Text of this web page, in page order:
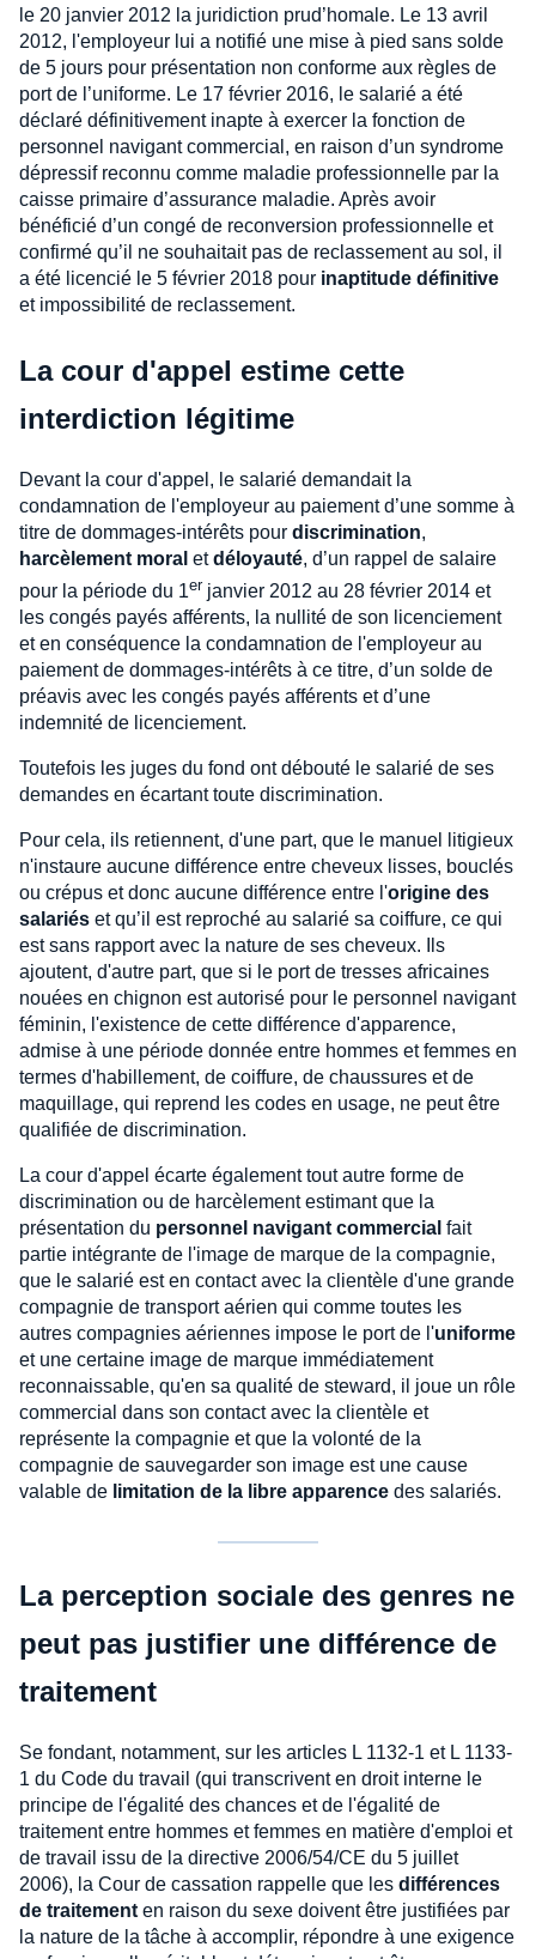
le 20 janvier 2012 la juridiction prud’homale. Le 13 avril
2012, l'employeur lui a notifié une mise à pied sans solde
de 5 jours pour présentation non conforme aux règles de
port de l’uniforme. Le 17 février 2016, le salarié a été
déclaré définitivement inapte à exercer la fonction de
personnel navigant commercial, en raison d’un syndrome
dépressif reconnu comme maladie professionnelle par la
caisse primaire d’assurance maladie. Après avoir
bénéficié d’un congé de reconversion professionnelle et
confirmé qu’il ne souhaitait pas de reclassement au sol, il
a été licencié le 5 février 2018 pour inaptitude définitive
et impossibilité de reclassement.
La cour d'appel estime cette
interdiction légitime
Devant la cour d'appel, le salarié demandait la
condamnation de l'employeur au paiement d’une somme à
titre de dommages-intérêts pour discrimination,
harcèlement moral etdéloyauté, d’un rappel de salaire
pour la période du 1er janvier 2012 au 28 février 2014 et
les congés payés afférents, la nullité de son licenciement
et en conséquence la condamnation de l'employeur au
paiement de dommages-intérêts à ce titre, d’un solde de
préavis avec les congés payés afférents et d’une
indemnité de licenciement.
Toutefois les juges du fond ont débouté le salarié de ses
demandes en écartant toute discrimination.
Pour cela, ils retiennent, d'une part, que le manuel litigieux
n'instaure aucune différence entre cheveux lisses, bouclés
ou crépus et donc aucune différence entre l'origine des
salariés et qu’il est reproché au salarié sa coiffure, ce qui
est sans rapport avec la nature de ses cheveux. Ils
ajoutent, d'autre part, que si le port de tresses africaines
nouées en chignon est autorisé pour le personnel navigant
féminin, l'existence de cette différence d'apparence,
admise à une période donnée entre hommes et femmes en
termes d'habillement, de coiffure, de chaussures et de
maquillage, qui reprend les codes en usage, ne peut être
qualifiée de discrimination.
La cour d'appel écarte également tout autre forme de
discrimination ou de harcèlement estimant que la
présentation du personnel navigant commercial fait
partie intégrante de l'image de marque de la compagnie,
que le salarié est en contact avec la clientèle d'une grande
compagnie de transport aérien qui comme toutes les
autres compagnies aériennes impose le port de l'uniforme
et une certaine image de marque immédiatement
reconnaissable, qu'en sa qualité de steward, il joue un rôle
commercial dans son contact avec la clientèle et
représente la compagnie et que la volonté de la
compagnie de sauvegarder son image est une cause
valable de limitation de la libre apparence des salariés.
La perception sociale des genres ne
peut pas justifier une différence de
traitement
Se fondant, notamment, sur les articles L 1132-1 et L 1133-
1 du Code du travail (qui transcrivent en droit interne le
principe de l'égalité des chances et de l'égalité de
traitement entre hommes et femmes en matière d'emploi et
de travail issu de la directive 2006/54/CE du 5 juillet
2006), la Cour de cassation rappelle que les différences
de traitement en raison du sexe doivent être justifiées par
la nature de la tâche à accomplir, répondre à une exigence